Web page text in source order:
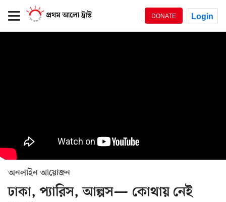
DONATE Login
অনলাইন আয়োজন
ঢাকা, প্যারিস, আল্পস— কোথায় নেই